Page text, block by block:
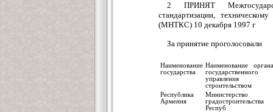
2 ПРИНЯТ
стандартизации,
(МНТКС) 10 декабря 1997 г
За принятие проголосовали
Наименование
государства
Наименование органа
государственного
управления
строительством
Республика
Армения
Министерство
градостроительства
Респуб